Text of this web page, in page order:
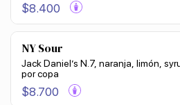
$8.400
NY Sour
Jack Daniel’s N.7, naranja, limón,
por copa
$8.700